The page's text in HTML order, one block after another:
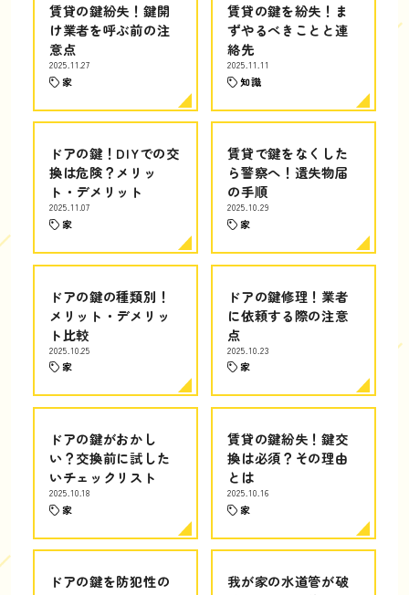
賃貸の鍵紛失！鍵開
け業者を呼ぶ前の注
意点
2025.11.27
家
賃貸の鍵を紛失！ま
ずやるべきことと連
絡先
2025.11.11
知識
ドアの鍵！DIYでの交
換は危険？メリッ
ト・デメリット
2025.11.07
家
賃貸で鍵をなくした
ら警察へ！遺失物届
の手順
2025.10.29
家
ドアの鍵の種類別！
メリット・デメリッ
ト比較
2025.10.25
家
ドアの鍵修理！業者
に依頼する際の注意
点
2025.10.23
家
ドアの鍵がおかし
い？交換前に試した
いチェックリスト
2025.10.18
家
賃貸の鍵紛失！鍵交
換は必須？その理由
とは
2025.10.16
家
ドアの鍵を防犯性の
我が家の水道管が破